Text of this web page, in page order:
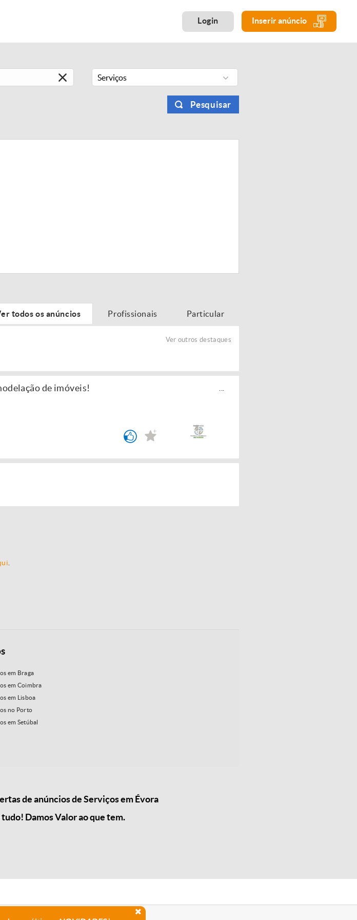
Login Inserir anúncio
Serviços
Pesquisar
todos os anúncios Profissionais Particular
Ver outros destaques
de imóveis!
em Braga
em Coimbra
em Lisboa
no Porto
em Setúbal
de anúncios de Serviços em Évora
Damos Valor ao que tem.